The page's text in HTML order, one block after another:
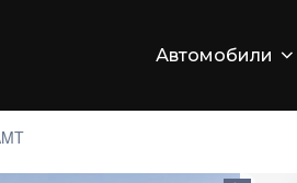
Автомобили